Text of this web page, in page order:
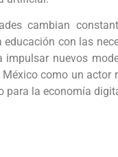
cambian
educación con las
impulsar nuevos
como un actor
para la economía